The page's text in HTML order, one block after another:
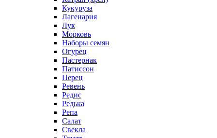
Кукуруза
Лагенария
Лук
Морковь
Наборы семян
Огурец
Пастернак
Патиссон
Перец
Ревень
Редис
Редька
Репа
Салат
Свекла